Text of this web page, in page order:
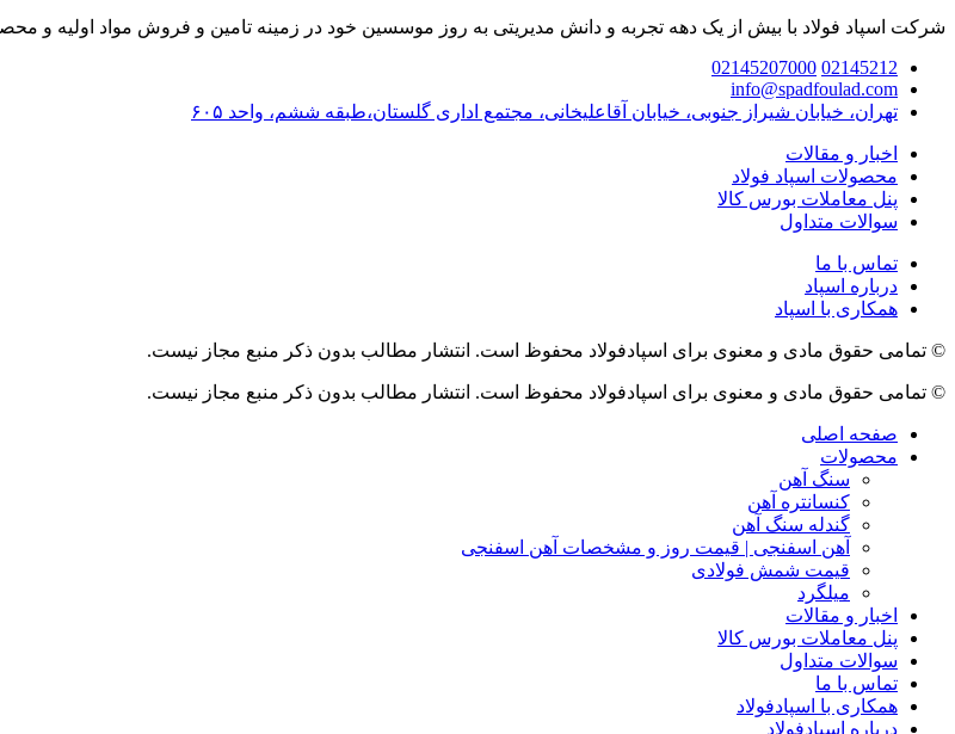
شرکت اسپاد فولاد با بیش از یک دهه تجربه و دانش مدیریتی به روز موسسین خود در زمینه تامین و فروش مواد اولیه و
02145212
02145207000
info@spadfoulad.com
تهران، خیابان شیراز جنوبی، خیابان آقاعلیخانی، مجتمع اداری گلستان،طبقه ششم، واحد ۶۰۵
اخبار و مقالات
محصولات اسپاد فولاد
پنل معاملات بورس کالا
سوالات متداول
تماس با ما
درباره اسپاد
همکاری با اسپاد
© تمامی حقوق مادی و معنوی برای اسپادفولاد محفوظ است. انتشار مطالب بدون ذکر منبع مجاز نیست.
© تمامی حقوق مادی و معنوی برای اسپادفولاد محفوظ است. انتشار مطالب بدون ذکر منبع مجاز نیست.
صفحه اصلی
محصولات
سنگ آهن
کنسانتره آهن
گندله سنگ آهن
آهن اسفنجی | قیمت روز و مشخصات آهن اسفنجی
قیمت شمش فولادی
میلگرد
اخبار و مقالات
پنل معاملات بورس کالا
سوالات متداول
تماس با ما
همکاری با اسپادفولاد
درباره اسپادفولاد